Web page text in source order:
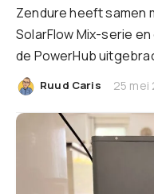
Zendure heeft samen
SolarFlow Mix-serie
de PowerHub
Ruud Caris 25 mei